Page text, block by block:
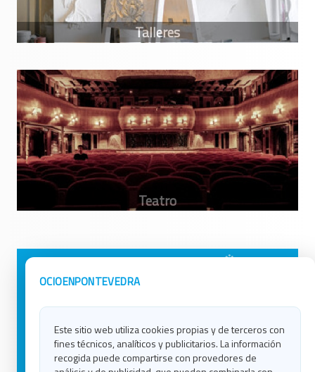
OCIOENPONTEVEDRA
Este sitio web utiliza cookies propias y de terceros con
fines técnicos, analíticos y publicitarios. La información
recogida puede compartirse con provedores de
Avisos Legales
Contacto
Política de Cookies
Ocio en Lugo
Ocio en Ourense
Ocio en Pontevedra